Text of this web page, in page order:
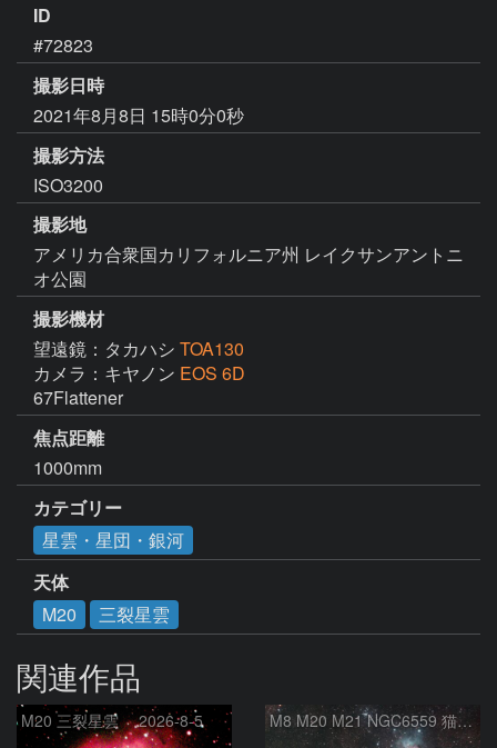
ID
#72823
撮影日時
2021年8月8日 15時0分0秒
撮影方法
ISO3200
撮影地
アメリカ合衆国カリフォルニア州 レイクサンアントニ
オ公園
撮影機材
望遠鏡：タカハシ TOA130
カメラ：キヤノン EOS 6D
67Flattener
焦点距離
1000mm
カテゴリー
星雲・星団・銀河
天体
M20
三裂星雲
関連作品
M20 三裂星雲 2026-8-5 M8 M20 M21 NGC6559 猫の手星雲 いて座